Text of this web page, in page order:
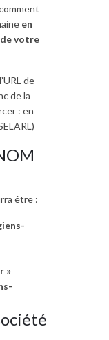
en
votre
de
de la
: en
être :
»